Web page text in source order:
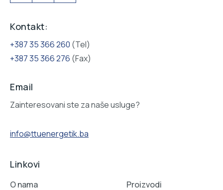
Kontakt:
+387 35 366 260 (Tel)
+387 35 366 276 (Fax)
Email
Zainteresovani ste za naše usluge?
info@ttuenergetik.ba
Linkovi
O nama Proizvodi